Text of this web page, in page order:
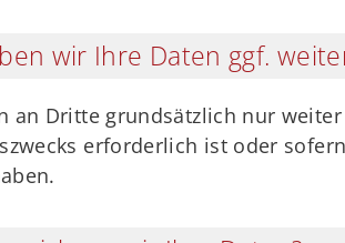
wir Ihre Daten ggf.
an Dritte grundsätzlich nur
erforderlich ist oder